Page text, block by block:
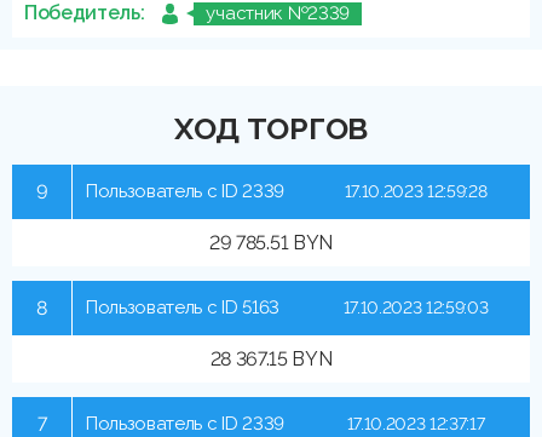
Победитель: участник №2339
ХОД ТОРГОВ
9 Пользователь с ID 2339
29 785.51 BYN
17.10.2023 12:59:28
8 Пользователь с ID 5163
28 367.15 BYN
17.10.2023 12:59:03
7 Пользователь с ID 2339 17.10.2023 12:37:17